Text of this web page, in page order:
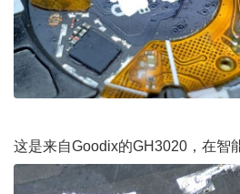
这是来自Goodix的GH3020，在智